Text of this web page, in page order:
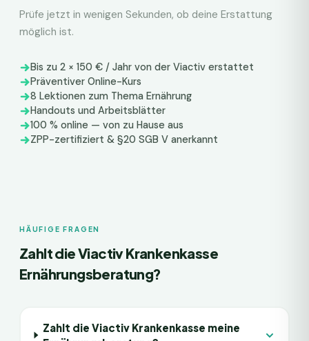
Prüfe jetzt in wenigen Sekunden, ob deine Erstattung
möglich ist.
Bis zu 2 × 150 € / Jahr von der Viactiv erstattet
Präventiver Online-Kurs
8 Lektionen zum Thema Ernährung
Handouts und Arbeitsblätter
100 % online — von zu Hause aus
ZPP-zertifiziert & §20 SGB V anerkannt
HÄUFIGE FRAGEN
Zahlt dieViactiv Krankenkasse
Ernährungsberatung?
Zahlt die Viactiv Krankenkasse meine